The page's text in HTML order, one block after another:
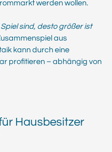
werden wollen.
sind, desto größer ist
aus
kann durch eine
profitieren – abhängig von
Hausbesitzer